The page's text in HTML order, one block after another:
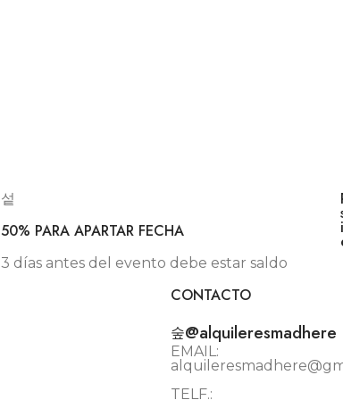
50% PARA APARTAR FECHA
3 días antes del evento debe estar saldo
CONTACTO
@alquileresmadhere
EMAIL:
TELF.: